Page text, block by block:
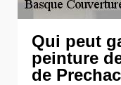
Qui peut
peinture
de